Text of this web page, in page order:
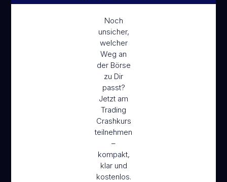
Noch
unsicher,
welcher
Weg an
der Börse
zu Dir
passt?
Jetzt am
Trading
Crashkurs
teilnehmen
–
kompakt,
klar und
kostenlos.